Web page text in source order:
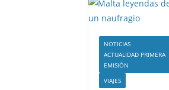
NOTICIAS
ACTUALIDAD PRIMERA
EMISIÓN
VIAJES